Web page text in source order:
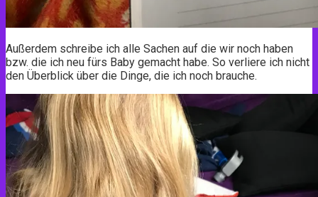
Außerdem schreibe ich alle Sachen auf die wir noch haben
bzw. die ich neu fürs Baby gemacht habe. So verliere ich nicht
den Überblick über die Dinge, die ich noch brauche.